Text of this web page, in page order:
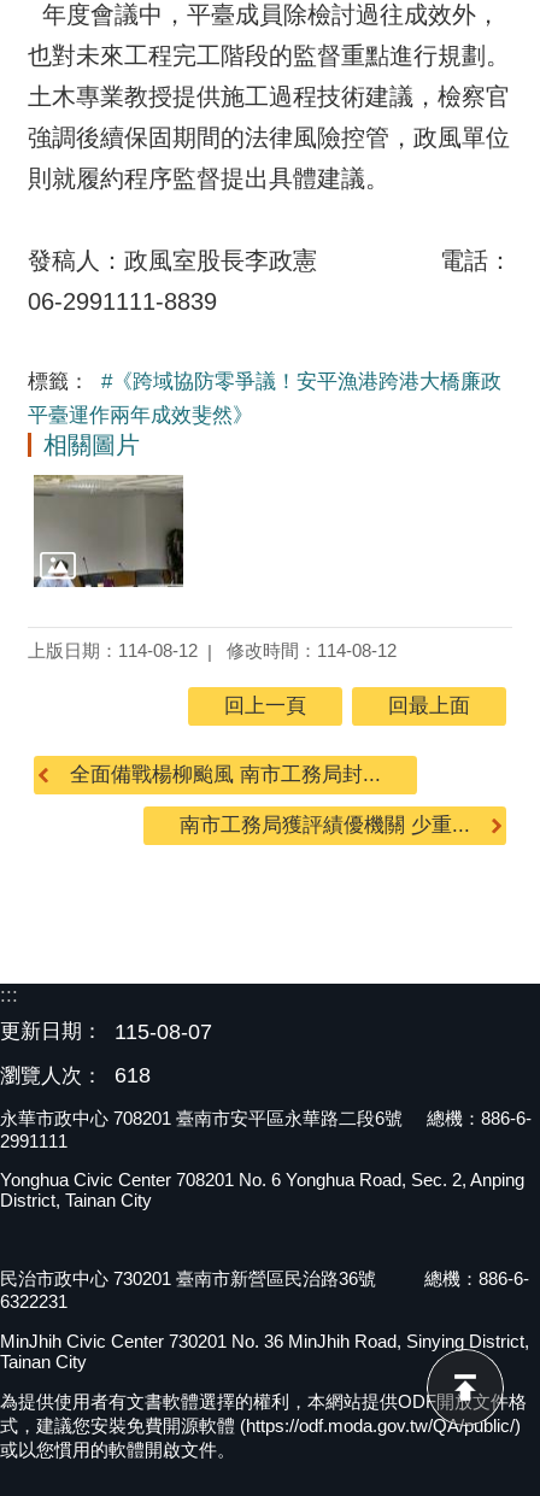
年度會議中，平臺成員除檢討過往成效外，
也對未來工程完工階段的監督重點進行規劃。
土木專業教授提供施工過程技術建議，檢察官
強調後續保固期間的法律風險控管，政風單位
則就履約程序監督提出具體建議。
發稿人：政風室股長李政憲 電話：
06-2991111-8839
標籤：
#《跨域協防零爭議！安平漁港跨港大橋廉政
平臺運作兩年成效斐然》
相關圖片
上版日期：114-08-12 修改時間：114-08-12
回上一頁 回最上面
全面備戰楊柳颱風 南市工務局封...
南市工務局獲評績優機關 少重...
:::
更新日期：
115-08-07
瀏覽人次： 618
永華市政中心 708201 臺南市安平區永華路二段6號 總機：886-6-
2991111
Yonghua Civic Center 708201 No. 6 Yonghua Road, Sec. 2, Anping
District, Tainan City
民治市政中心 730201 臺南市新營區民治路36號 總機：886-6-
6322231
MinJhih Civic Center 730201 No. 36 MinJhih Road, Sinying District,
Tainan City
為提供使用者有文書軟體選擇的權利，本網站提供ODF開放文件格
式，建議您安裝免費開源軟體 (https://odf.moda.gov.tw/QA/public/)
或以您慣用的軟體開啟文件。